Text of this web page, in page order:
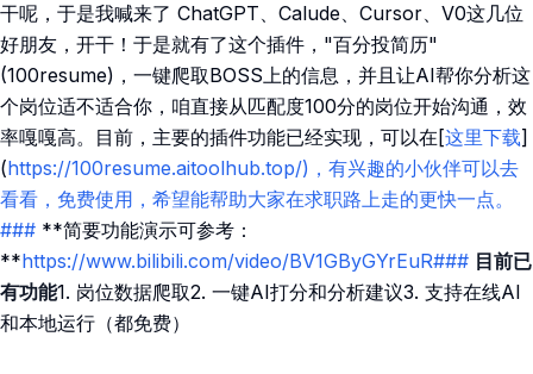
干呢，于是我喊来了 ChatGPT、Calude、Cursor、V0这几位
好朋友，开干！于是就有了这个插件，"百分投简历"
(100resume)，一键爬取BOSS上的信息，并且让AI帮你分析这
个岗位适不适合你，咱直接从匹配度100分的岗位开始沟通，效
率嘎嘎高。目前，主要的插件功能已经实现，可以在[这里下载]
(https://100resume.aitoolhub.top/)，有兴趣的小伙伴可以去
看看，免费使用，希望能帮助大家在求职路上走的更快一点。
### **简要功能演示可参考：
**https://www.bilibili.com/video/BV1GByGYrEuR### 目前已
有功能1. 岗位数据爬取2. 一键AI打分和分析建议3. 支持在线AI
和本地运行（都免费）